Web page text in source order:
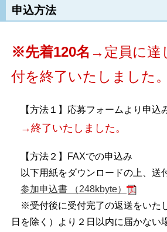
申込方法
※先着120名 →定員に達
付を終了いたしました。
【方法１】応募フォームより申込
→終了いたしました。
【方法２】FAXでの申込み
以下用紙をダウンロードの上、送
参加申込書 （248kbyte）
※受付後に受付完了の返送をいた
日を除く）より２日以内に届かない